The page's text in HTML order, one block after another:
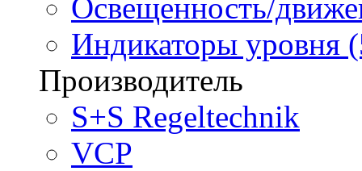
Освещенность/
Индикаторы уровня
Производитель
S+S Regeltechnik
VCP